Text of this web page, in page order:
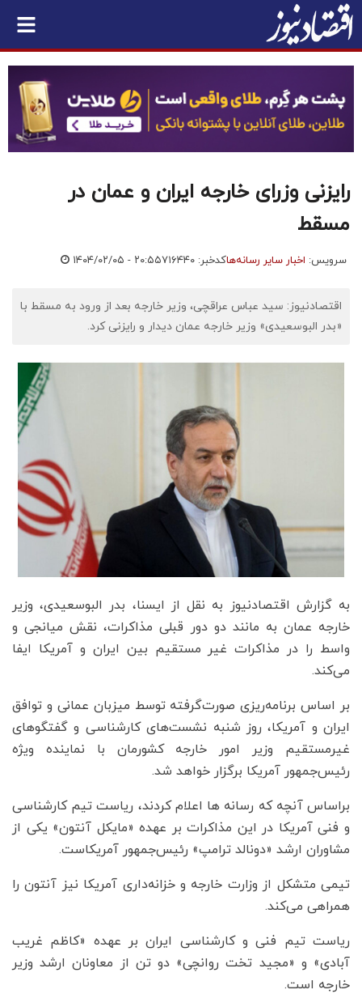
رایزنی وزرای خارجه ایران و عمان در
مسقط
سرویس: اخبار سایر رسانه‌هاکدخبر: ۷۱۶۴۴۰ ۱۴۰۴/۰۲/۰۵ - ۲۰:۵۵
اقتصادنیوز: سید عباس عراقچی، وزیر خارجه بعد از ورود به مسقط با
«بدر البوسعیدی» وزیر خارجه عمان دیدار و رایزنی کرد.
به گزارش اقتصادنیوز به نقل از ایسنا، بدر البوسعیدی، وزیر
خارجه عمان به مانند دو دور قبلی مذاکرات، نقش میانجی و
واسط را در مذاکرات غیر مستقیم بین ایران و آمریکا ایفا
می‌کند.
بر اساس برنامه‌ریزی صورت‌گرفته توسط میزبان عمانی و توافق
ایران و آمریکا، روز شنبه نشست‌های کارشناسی و گفتگوهای
غیرمستقیم وزیر امور خارجه کشورمان با نماینده ویژه
رئیس‌جمهور آمریکا برگزار خواهد شد.
براساس آنچه که رسانه ‌ها اعلام کردند، ریاست تیم کارشناسی
و فنی آمریکا در این مذاکرات بر عهده «مایکل آنتون» یکی از
مشاوران ارشد «دونالد ترامپ» رئیس‌جمهور آمریکاست.
تیمی متشکل از وزارت خارجه و خزانه‌داری آمریکا نیز آنتون را
همراهی می‌کند.
ریاست تیم فنی و کارشناسی ایران بر عهده «کاظم غریب
آبادی» و «مجید تخت روانچی» دو تن از معاونان ارشد وزیر
خارجه است.